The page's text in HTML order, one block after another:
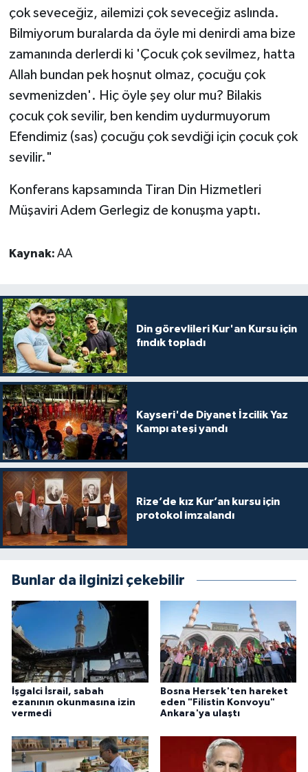
çok seveceğiz, ailemizi çok seveceğiz aslında.
Bilmiyorum buralarda da öyle mi denirdi ama bize
zamanında derlerdi ki 'Çocuk çok sevilmez, hatta
Allah bundan pek hoşnut olmaz, çocuğu çok
sevmenizden'. Hiç öyle şey olur mu? Bilakis
çocuk çok sevilir, ben kendim uydurmuyorum
Efendimiz (sas) çocuğu çok sevdiği için çocuk çok
sevilir."
Konferans kapsamında Tiran Din Hizmetleri
Müşaviri Adem Gerlegiz de konuşma yaptı.
Kaynak: AA
Din görevlileri Kur'an Kursu için
fındık topladı
Kayseri'de Diyanet İzcilik Yaz
Kampı ateşi yandı
Rize’de kız Kur’an kursu için
protokol imzalandı
Bunlar da ilginizi çekebilir
İşgalci İsrail, sabah
ezanının okunmasına izin
vermedi
Bosna Hersek'ten hareket
eden "Filistin Konvoyu"
Ankara'ya ulaştı
Erzurum Müftülüğü
Eskişehir Müftülüğü
Gaziantep Müftülüğü
Giresun Müftülüğü
Hakkari Müftülüğü
Isparta Müftülüğü
İstanbul Müftülüğü
İzmir Müftülüğü
Kahramanmaraş Müftülüğü
Karabük Müftülüğü
Karaman Müftülüğü
Kars Müftülüğü
Kayseri Müftülüğü
Kilis Müftülüğü
Kırıkkale Müftülüğü
Kırklareli Müftülüğü
Kocaeli Müftülüğü